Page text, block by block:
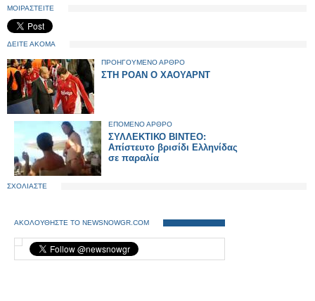
ΜΟΙΡΑΣΤΕΙΤΕ
ΔΕΙΤΕ ΑΚΟΜΑ
ΠΡΟΗΓΟΥΜΕΝΟ ΑΡΘΡΟ
ΣΤΗ ΡΟΑΝ Ο ΧΑΟΥΑΡΝΤ
ΕΠΟΜΕΝΟ ΑΡΘΡΟ
ΣΥΛΛΕΚΤΙΚΟ ΒΙΝΤΕΟ:
Απίστευτο βρισίδι Ελληνίδας
σε παραλία
ΣΧΟΛΙΑΣΤΕ
ΑΚΟΛΟΥΘΗΣΤΕ ΤΟ NEWSNOWGR.COM